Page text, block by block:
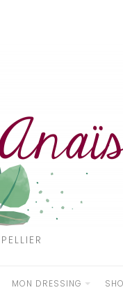
MON DRESSING